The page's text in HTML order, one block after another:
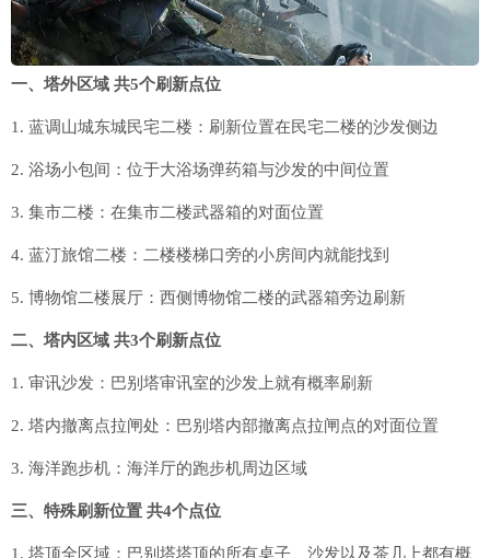
一、塔外区域 共5个刷新点位
1. 蓝调山城东城民宅二楼：刷新位置在民宅二楼的沙发侧边
2. 浴场小包间：位于大浴场弹药箱与沙发的中间位置
3. 集市二楼：在集市二楼武器箱的对面位置
4. 蓝汀旅馆二楼：二楼楼梯口旁的小房间内就能找到
5. 博物馆二楼展厅：西侧博物馆二楼的武器箱旁边刷新
二、塔内区域 共3个刷新点位
1. 审讯沙发：巴别塔审讯室的沙发上就有概率刷新
2. 塔内撤离点拉闸处：巴别塔内部撤离点拉闸点的对面位置
3. 海洋跑步机：海洋厅的跑步机周边区域
三、特殊刷新位置 共4个点位
1. 塔顶全区域：巴别塔塔顶的所有桌子、沙发以及茶几上都有概